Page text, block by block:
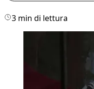
3 min di lettura